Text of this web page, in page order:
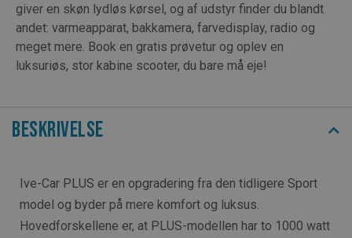
giver en skøn lydløs kørsel, og af udstyr finder du blandt
andet: varmeapparat, bakkamera, farvedisplay, radio og
meget mere. Book en gratis prøvetur og oplev en
luksuriøs, stor kabine scooter, du bare må eje!
Beskrivelse
Ive-Car PLUS er en opgradering fra den tidligere Sport
model og byder på mere komfort og luksus.
Hovedforskellene er, at PLUS-modellen har to 1000 watt